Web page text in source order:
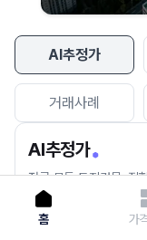
AI추정가
거래사례
AI추정가
전국 모든 토지건물, 집
세요.
홈 가